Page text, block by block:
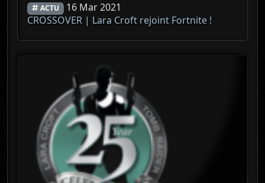
ACTU 16 Mar 2021
CROSSOVER | Lara Croft rejoint Fortnite !